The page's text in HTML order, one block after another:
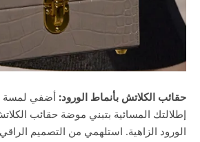
حقائب الكلاتش بأنماط الورود: أضفي لمسة
إطلالتك المسائية بتبني موضة حقائب
الورود الزاهية. استلهمي من التصميم